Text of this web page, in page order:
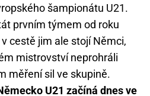
šampionátu U21.
prvním týmem od roku
cestě jim ale stojí Němci,
mistrovství neprohráli
měření sil ve skupině.
U21 začíná dnes ve